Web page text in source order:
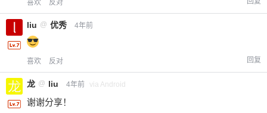
喜欢 反对
liu @ 优秀 4年前
喜欢 反对 回复
龙 @ liu 4年前 via Android
谢谢分享！